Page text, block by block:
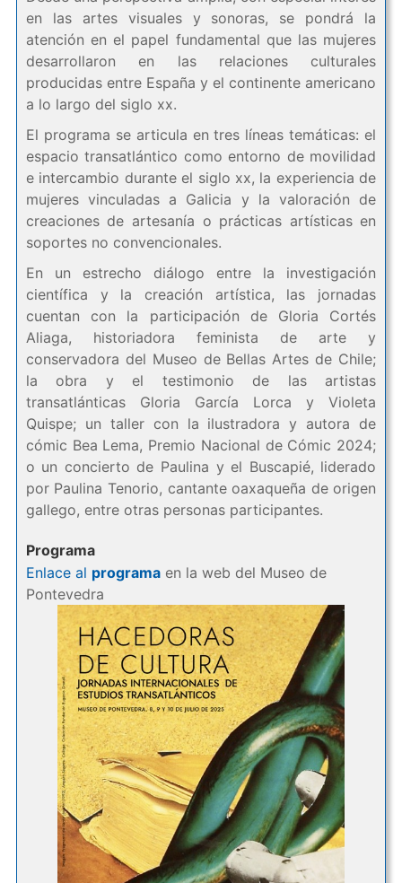
en las artes visuales y sonoras, se pondrá la
atención en el papel fundamental que las mujeres
desarrollaron en las relaciones culturales
producidas entre España y el continente americano
a lo largo del siglo xx.
El programa se articula en tres líneas temáticas: el
espacio transatlántico como entorno de movilidad
e intercambio durante el siglo xx, la experiencia de
mujeres vinculadas a Galicia y la valoración de
creaciones de artesanía o prácticas artísticas en
soportes no convencionales.
En un estrecho diálogo entre la investigación
científica y la creación artística, las jornadas
cuentan con la participación de Gloria Cortés
Aliaga, historiadora feminista de arte y
conservadora del Museo de Bellas Artes de Chile;
la obra y el testimonio de las artistas
transatlánticas Gloria García Lorca y Violeta
Quispe; un taller con la ilustradora y autora de
cómic Bea Lema, Premio Nacional de Cómic 2024;
o un concierto de Paulina y el Buscapié, liderado
por Paulina Tenorio, cantante oaxaqueña de origen
gallego, entre otras personas participantes.
Programa
Enlace al programaen la web del Museo de
Pontevedra